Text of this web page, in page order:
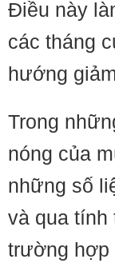
Điều này
các tháng
hướng
Trong
nóng của
những số
và qua tính
trường hợp